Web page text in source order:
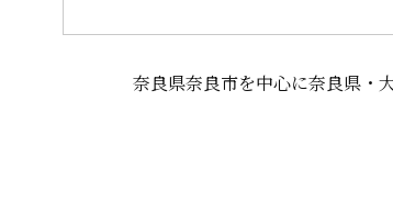
奈良県奈良市を中心に奈良県・